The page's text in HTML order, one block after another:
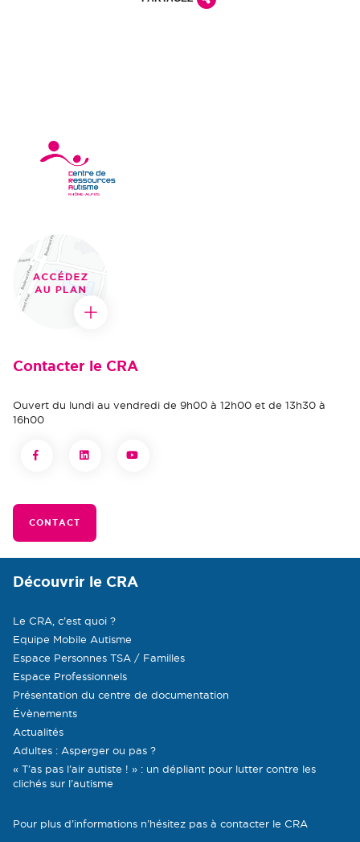
Contacter le CRA
Ouvert du lundi au vendredi de 9h00 à 12h00 et de 13h30 à
16h00
CONTACT
Découvrir le CRA
Le CRA, c’est quoi ?
Equipe Mobile Autisme
Espace Personnes TSA / Familles
Espace Professionnels
Présentation du centre de documentation
Évènements
Actualités
Adultes : Asperger ou pas ?
« T’as pas l’air autiste ! » : un dépliant pour lutter contre les
clichés sur l’autisme
Pour plus d’informations n’hésitez pas à contacter le CRA